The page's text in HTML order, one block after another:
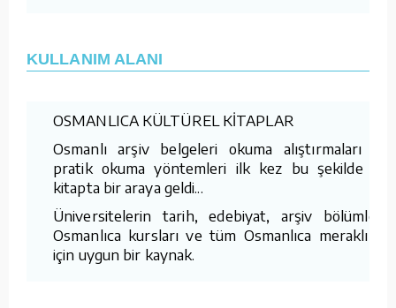
KULLANIM ALANI
OSMANLICA KÜLTÜREL KİTAPLAR
Osmanlı arşiv belgeleri okuma alıştırmaları ve
pratik okuma yöntemleri ilk kez bu şekilde bu
kitapta bir araya geldi...
Üniversitelerin tarih, edebiyat, arşiv bölümleri,
Osmanlıca kursları ve tüm Osmanlıca meraklıları
için uygun bir kaynak.